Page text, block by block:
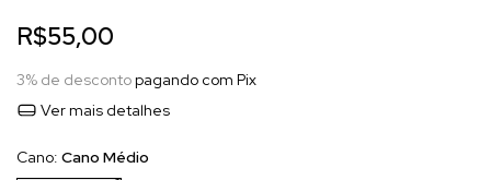
R$55,00
3% de descontopagando com Pix
Ver mais detalhes
Cano: Cano Médio